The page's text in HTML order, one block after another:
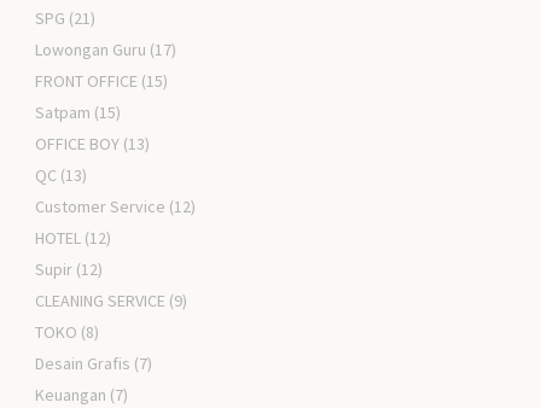
SPG (21)
Lowongan Guru (17)
FRONT OFFICE (15)
Satpam (15)
OFFICE BOY (13)
QC (13)
Customer Service (12)
HOTEL (12)
Supir (12)
CLEANING SERVICE (9)
TOKO (8)
Desain Grafis (7)
Keuangan (7)